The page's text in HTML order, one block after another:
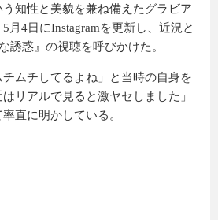
知性と美貌を兼ね備えたグラビア
月4日にInstagramを更新し、近況と
誘惑』の視聴を呼びかけた。
ムチしてるよね」と当時の自身を
リアルで見ると激ヤセしました」
直に明かしている。